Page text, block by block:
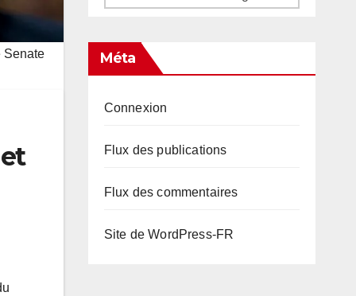
Senate Méta
Connexion
Flux des publications
Flux des commentaires
Site de WordPress-FR